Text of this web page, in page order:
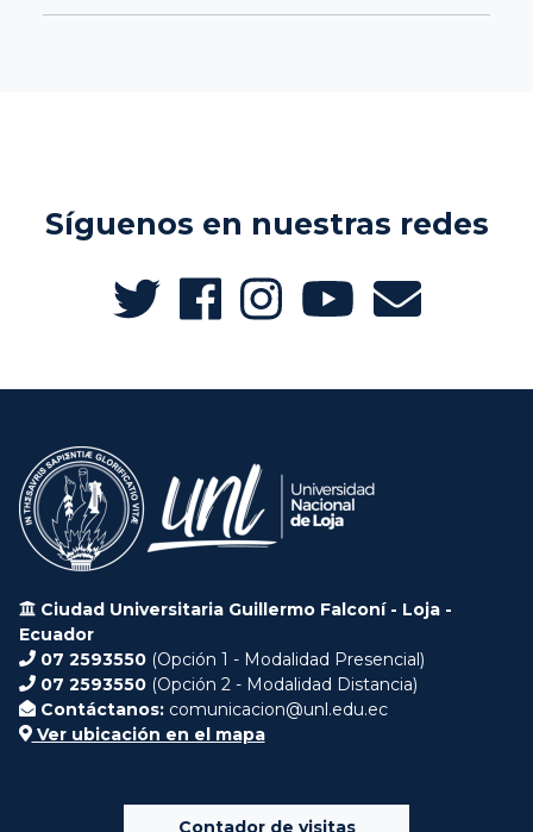
Síguenos en nuestras redes
Ciudad Universitaria Guillermo Falconí - Loja -
Ecuador
07 2593550 (Opción 1 - Modalidad Presencial)
07 2593550 (Opción 2 - Modalidad Distancia)
Contáctanos: comunicacion@unl.edu.ec
Ver ubicación en el mapa
Contador de visitas